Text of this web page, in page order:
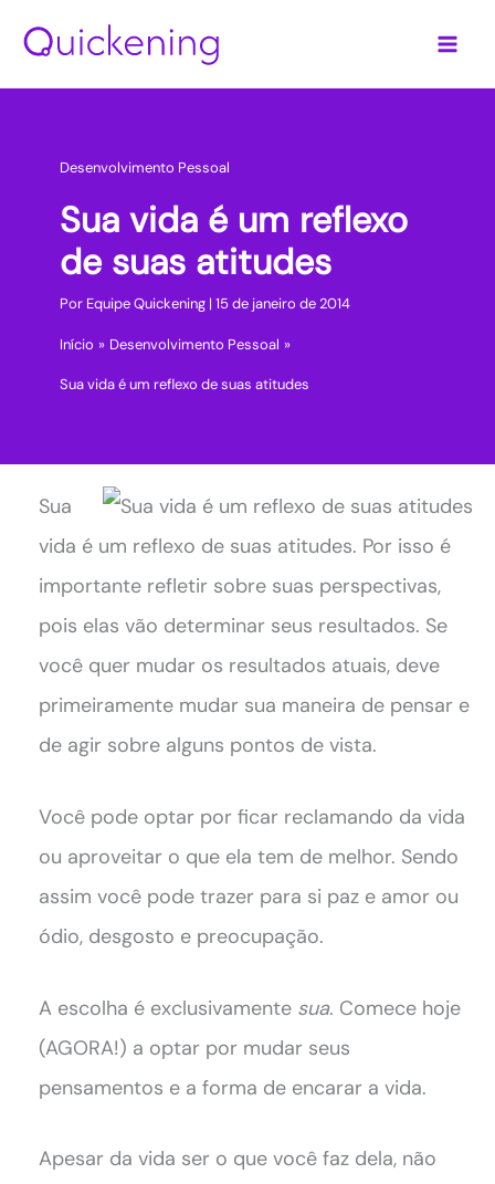
para
Desenvolvimento Pessoal
Sua vida é um reflexo
de suas atitudes
Por Equipe Quickening | 15 de janeiro de 2014
Início Desenvolvimento Pessoal
Sua vida é um reflexo de suas atitudes
Sua
vida é um reflexo de suas atitudes. Por isso é
importante refletir sobre suas perspectivas,
pois elas vão determinar seus resultados. Se
você quer mudar os resultados atuais, deve
primeiramente mudar sua maneira de pensar e
de agir sobre alguns pontos de vista.
Você pode optar por ficar reclamando da vida
ou aproveitar o que ela tem de melhor. Sendo
assim você pode trazer para si paz e amor ou
ódio, desgosto e preocupação.
A escolha é exclusivamente sua. Comece hoje
(AGORA!) a optar por mudar seus
pensamentos e a forma de encarar a vida.
Apesar da vida ser o que você faz dela, não